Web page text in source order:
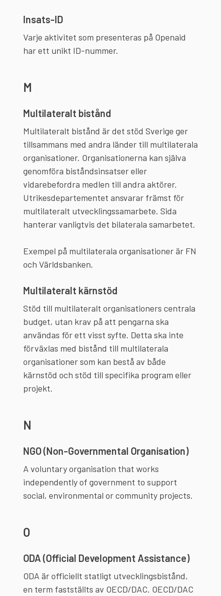
Insats-ID
Varje aktivitet som presenteras på Openaid
har ett unikt ID-nummer.
M
Multilateralt bistånd
Multilateralt bistånd är det stöd Sverige ger
tillsammans med andra länder till multilaterala
organisationer. Organisationerna kan själva
genomföra biståndsinsatser eller
vidarebefordra medlen till andra aktörer.
Utrikesdepartementet ansvarar främst för
multilateralt utvecklingssamarbete. Sida
hanterar vanligtvis det bilaterala samarbetet.
Exempel på multilaterala organisationer är FN
och Världsbanken.
Multilateralt kärnstöd
Stöd till multilateralt organisationers centrala
budget, utan krav på att pengarna ska
användas för ett visst syfte. Detta ska inte
förväxlas med bistånd till multilaterala
organisationer som kan bestå av både
kärnstöd och stöd till specifika program eller
projekt.
N
NGO (Non-Governmental Organisation)
A voluntary organisation that works
independently of government to support
social, environmental or community projects.
O
ODA (Official Development Assistance)
ODA är officiellt statligt utvecklingsbistånd,
en term fastställts av OECD/DAC. OECD/DAC